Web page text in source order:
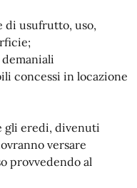
di usufrutto, uso,
concessi in locazione
gli eredi, divenuti
versare
provvedendo al